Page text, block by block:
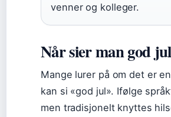
venner og kolleger.
Når sier man god
Mange lurer på om det er
kan si «god jul». Ifølge
men tradisjonelt knyttes